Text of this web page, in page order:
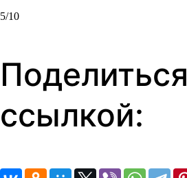
5/10
Поделиться
ссылкой: